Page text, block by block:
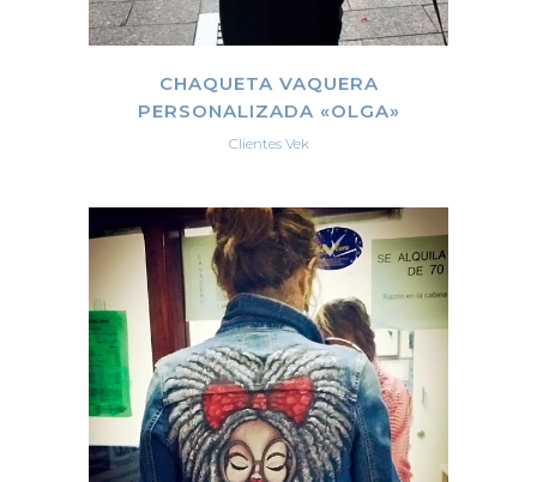
CHAQUETA VAQUERA
PERSONALIZADA «OLGA»
Clientes Vek